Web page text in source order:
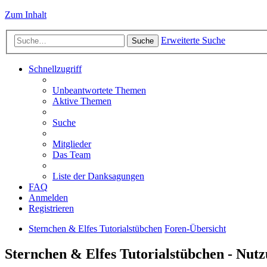
Zum Inhalt
Suche Erweiterte Suche
Schnellzugriff
Unbeantwortete Themen
Aktive Themen
Suche
Mitglieder
Das Team
Liste der Danksagungen
FAQ
Anmelden
Registrieren
Sternchen & Elfes Tutorialstübchen Foren-Übersicht
Sternchen & Elfes Tutorialstübchen -